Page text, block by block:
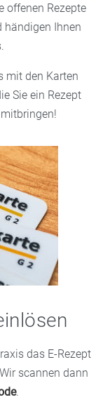
offenen Rezepte
händigen Ihnen
mit den Karten
Sie ein Rezept
das E-Rezept
scannen dann
.